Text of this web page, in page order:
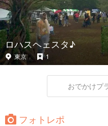
ロハスヘェスタ♪
東京 1
おでかけプ
フォトレポ